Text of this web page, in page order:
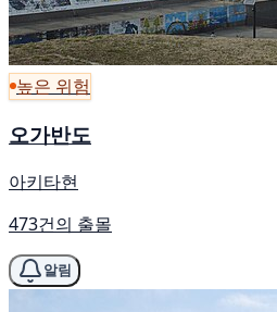
높은 위험
오가반도
아키타현
473건의 출몰
알림